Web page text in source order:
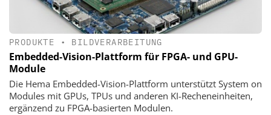
PRODUKTE • BILDVERARBEITUNG
Embedded-Vision-Plattform für FPGA- und GPU-
Module
Die Hema Embedded-Vision-Plattform unterstützt System on
Modules mit GPUs, TPUs und anderen KI-Recheneinheiten,
ergänzend zu FPGA-basierten Modulen.